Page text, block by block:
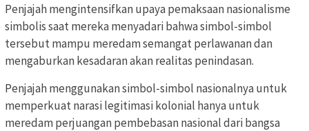
Penjajah mengintensifkan upaya pemaksaan nasionalisme
simbolis saat mereka menyadari bahwa simbol-simbol
tersebut mampu meredam semangat perlawanan dan
mengaburkan kesadaran akan realitas penindasan.
Penjajah menggunakan simbol-simbol nasionalnya untuk
memperkuat narasi legitimasi kolonial hanya untuk
meredam perjuangan pembebasan nasional dari bangsa